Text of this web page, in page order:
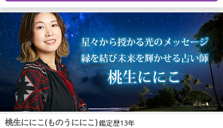
桃生ににこ(ものうににこ)鑑定歴13年